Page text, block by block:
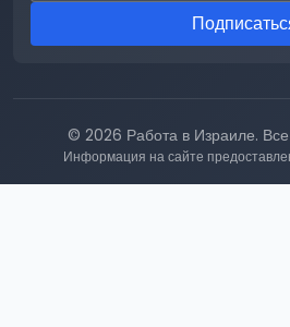
© 2026 Работа в Израиле.
Информация на сайте